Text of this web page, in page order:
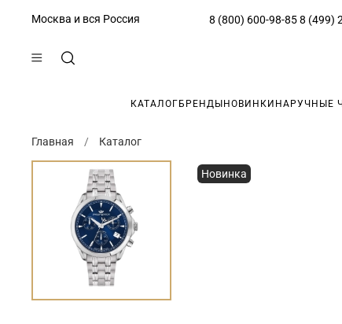
Москва и вся Россия 8 (800) 600-98-85 8 (499)
КАТАЛОГ БРЕНДЫ НОВИНКИ НАРУЧНЫЕ
Главная Каталог
Новинка